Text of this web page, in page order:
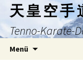
天 皇 空 手
Tenno-Karate-
Menü